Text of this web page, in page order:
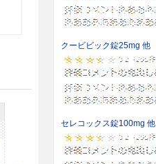
クービビック錠25mg 他
セレコックス錠100mg 他